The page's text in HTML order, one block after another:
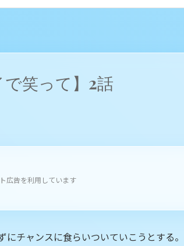
で笑って】2話
広告を利用しています
にチャンスに食らいついていこうとする。